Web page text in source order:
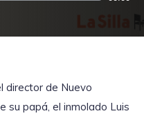
director de Nuevo
su papá, el inmolado Luis